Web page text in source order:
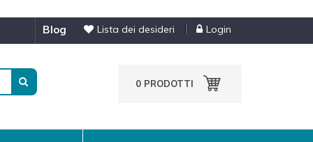
Lista dei desideri Login
blog
0 PRODOTTI